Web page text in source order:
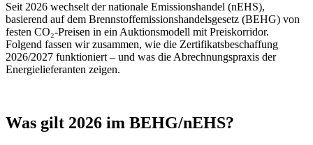
Seit 2026 wechselt der nationale Emissionshandel (nEHS),
basierend auf dem Brennstoffemissionshandelsgesetz (BEHG) von
festen CO₂-Preisen in ein Auktionsmodell mit Preiskorridor.
Folgend fassen wir zusammen, wie die Zertifikatsbeschaffung
2026/2027 funktioniert – und was die Abrechnungspraxis der
Energielieferanten zeigen.
Was gilt 2026 im BEHG/nEHS?